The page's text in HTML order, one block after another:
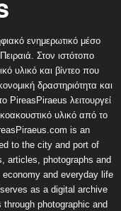
ενημερωτικό μέσο
Στον ιστότοπο
υλικό και βίντεο που
δραστηριότητα και
PireasPiraeus λειτουργεί
υλικό από το
is an
to the city and port of
articles, photographs and
and everyday life
as a digital archive
photographic and